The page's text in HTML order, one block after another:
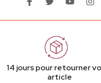
14 jours pour retourner
article